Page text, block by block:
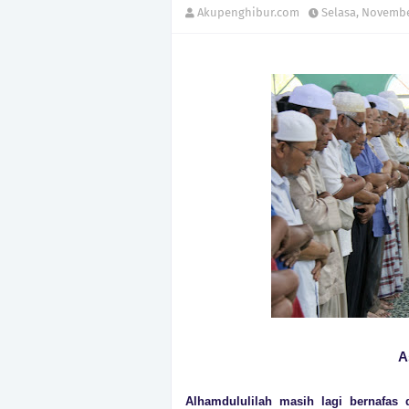
Akupenghibur.com Selasa,
Alhamdululilah masih lagi